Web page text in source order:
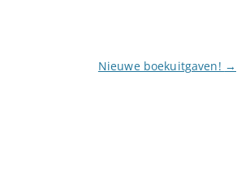
Nieuwe boekuitgaven! →